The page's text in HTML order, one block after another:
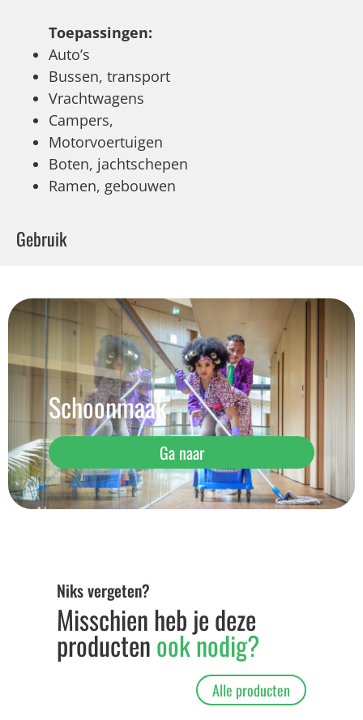
Toepassingen:
Auto’s
Bussen, transport
Vrachtwagens
Campers,
Motorvoertuigen
Boten, jachtschepen
Ramen, gebouwen
Gebruik
Schoonmaak
Ga naar
Niks vergeten?
Misschien heb je deze
productenook nodig?
Alle producten